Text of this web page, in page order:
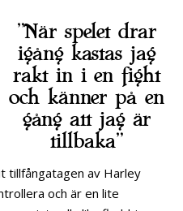
”När spelet drar
igång kastas jag
rakt in i en fight
och känner på en
gång att jag är
tillbaka”
tillfångatagen av Harley
och är en lite